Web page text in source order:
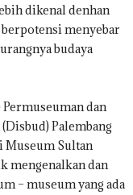
dikenal denhan
menyebar
budaya
dan
Palembang
Museum Sultan
mengenalkan dan
– museum yang ada